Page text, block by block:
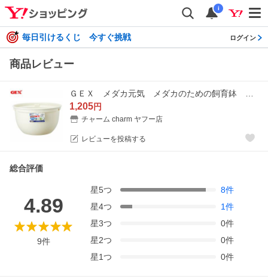
i
毎日引けるくじ 今すぐ挑戦 ログイン
商品レビュー
1,205円
チャーム charm ヤフー店
レビューを投稿する
総合評価
4.89
9件
星5つ 8件
星4つ 1件
星3つ 0件
星2つ 0件
星1つ 0件